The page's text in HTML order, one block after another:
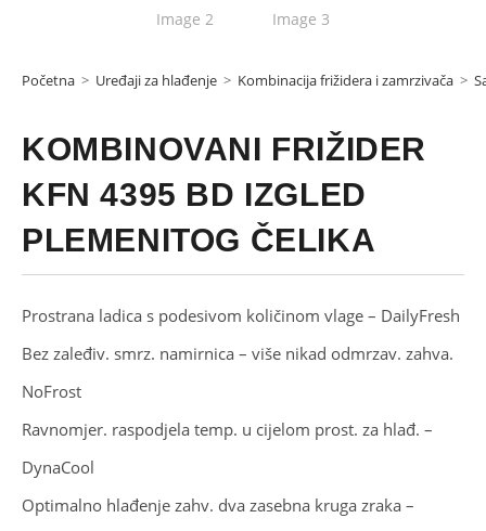
Početna > Uređaji za hlađenje > Kombinacija frižidera i zamrzivača >
KOMBINOVANI FRIŽIDER
KFN 4395 BD IZGLED
PLEMENITOG ČELIKA
Prostrana ladica s podesivom količinom vlage – DailyFresh
Bez zaleđiv. smrz. namirnica – više nikad odmrzav. zahva.
NoFrost
Ravnomjer. raspodjela temp. u cijelom prost. za hlađ. –
DynaCool
Optimalno hlađenje zahv. dva zasebna kruga zraka –